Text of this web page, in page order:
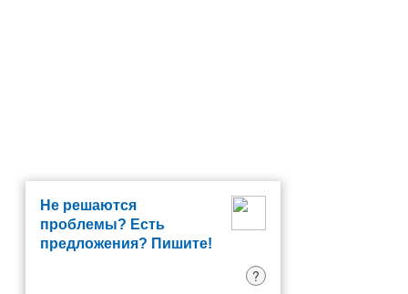
Не решаются
проблемы? Есть
предложения? Пишите!
?